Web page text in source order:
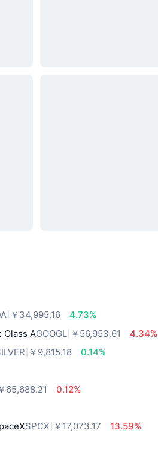
￥34,995.16
4.73%
Class AGOOGL ￥56,953.61
4.34%
￥9,815.18
0.14%
￥65,688.21
0.12%
SPCX ￥17,073.17
13.59%